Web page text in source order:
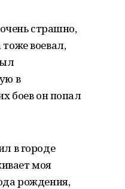
страшно,
воевал,
в
боев он попал
в городе
моя
рождения,